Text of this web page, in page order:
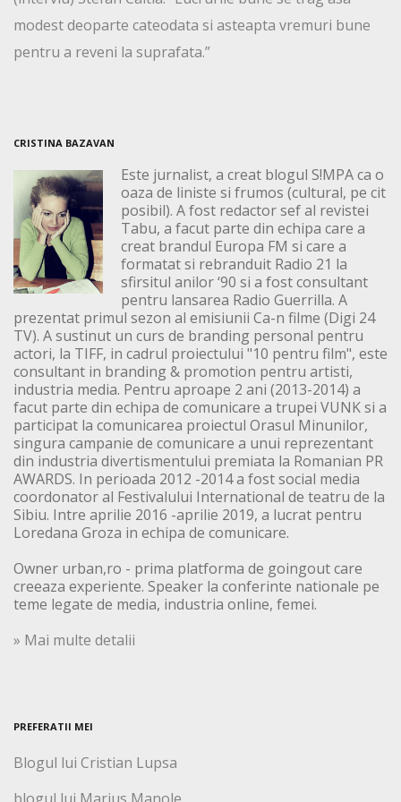
modest deoparte cateodata si asteapta vremuri bune
pentru a reveni la suprafata.”
CRISTINA BAZAVAN
Este jurnalist, a creat blogul S!MPA ca o
oaza de liniste si frumos (cultural, pe cit
posibil). A fost redactor sef al revistei
Tabu, a facut parte din echipa care a
creat brandul Europa FM si care a
formatat si rebranduit Radio 21 la
sfirsitul anilor ‘90 si a fost consultant
pentru lansarea Radio Guerrilla. A
prezentat primul sezon al emisiunii Ca-n filme (Digi 24
TV). A sustinut un curs de branding personal pentru
actori, la TIFF, in cadrul proiectului "10 pentru film", este
consultant in branding & promotion pentru artisti,
industria media. Pentru aproape 2 ani (2013-2014) a
facut parte din echipa de comunicare a trupei VUNK si a
participat la comunicarea proiectul Orasul Minunilor,
singura campanie de comunicare a unui reprezentant
din industria divertismentului premiata la Romanian PR
AWARDS. In perioada 2012 -2014 a fost social media
coordonator al Festivalului International de teatru de la
Sibiu. Intre aprilie 2016 -aprilie 2019, a lucrat pentru
Loredana Groza in echipa de comunicare.
Owner urban,ro - prima platforma de goingout care
creeaza experiente. Speaker la conferinte nationale pe
teme legate de media, industria online, femei.
» Mai multe detalii
PREFERATII MEI
Blogul lui Cristian Lupsa